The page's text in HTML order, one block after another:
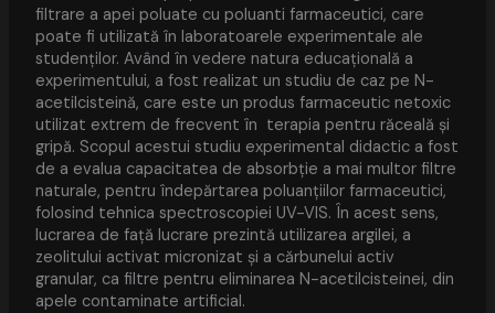
filtrare a apei poluate cu poluanti farmaceutici, care
poate fi utilizată în laboratoarele experimentale ale
studenților. Având în vedere natura educațională a
experimentului, a fost realizat un studiu de caz pe N-
acetilcisteină, care este un produs farmaceutic netoxic
utilizat extrem de frecvent în terapia pentru răceală și
gripă. Scopul acestui studiu experimental didactic a fost
de a evalua capacitatea de absorbție a mai multor filtre
naturale, pentru îndepărtarea poluanțiilor farmaceutici,
folosind tehnica spectroscopiei UV-VIS. În acest sens,
lucrarea de față lucrare prezintă utilizarea argilei, a
zeolitului activat micronizat și a cărbunelui activ
granular, ca filtre pentru eliminarea N-acetilcisteinei, din
apele contaminate artificial.